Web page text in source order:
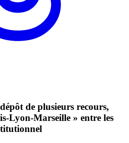
de plusieurs recours,
Lyon-Marseille » entre les